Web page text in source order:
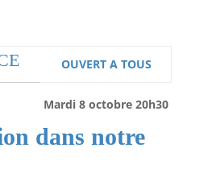
OUVERT A TOUS
Mardi 8 octobre 20h30
dans notre